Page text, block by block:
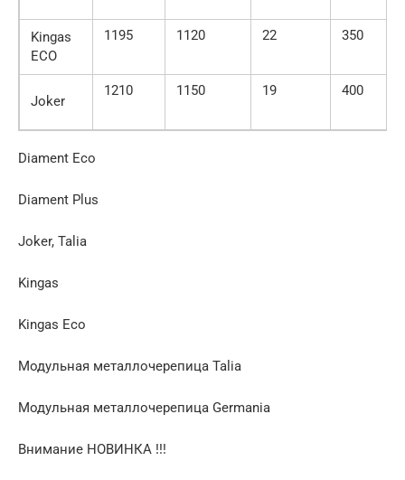
Kingas
ECO
1195 1120 22 350
Joker
1210 1150 19 400
Diament Eco
Diament Plus
Joker, Talia
Kingas
Kingas Eco
Модульная металлочерепица Talia
Модульная металлочерепица Germania
Внимание НОВИНКА !!!